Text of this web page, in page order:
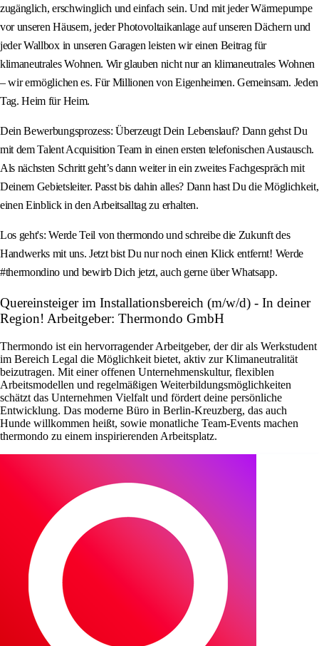
zugänglich, erschwinglich und einfach sein. Und mit jeder Wärmepumpe
vor unseren Häusern, jeder Photovoltaikanlage auf unseren Dächern und
jeder Wallbox in unseren Garagen leisten wir einen Beitrag für
klimaneutrales Wohnen. Wir glauben nicht nur an klimaneutrales Wohnen
– wir ermöglichen es. Für Millionen von Eigenheimen. Gemeinsam. Jeden
Tag. Heim für Heim.
Dein Bewerbungsprozess: Überzeugt Dein Lebenslauf? Dann gehst Du
mit dem Talent Acquisition Team in einen ersten telefonischen Austausch.
Als nächsten Schritt geht’s dann weiter in ein zweites Fachgespräch mit
Deinem Gebietsleiter. Passt bis dahin alles? Dann hast Du die Möglichkeit,
einen Einblick in den Arbeitsalltag zu erhalten.
Los geht's: Werde Teil von thermondo und schreibe die Zukunft des
Handwerks mit uns. Jetzt bist Du nur noch einen Klick entfernt! Werde
#thermondino und bewirb Dich jetzt, auch gerne über Whatsapp.
Quereinsteiger im Installationsbereich (m/w/d) - In deiner
Region! Arbeitgeber: Thermondo GmbH
Thermondo ist ein hervorragender Arbeitgeber, der dir als Werkstudent
im Bereich Legal die Möglichkeit bietet, aktiv zur Klimaneutralität
beizutragen. Mit einer offenen Unternehmenskultur, flexiblen
Arbeitsmodellen und regelmäßigen Weiterbildungsmöglichkeiten
schätzt das Unternehmen Vielfalt und fördert deine persönliche
Entwicklung. Das moderne Büro in Berlin-Kreuzberg, das auch
Hunde willkommen heißt, sowie monatliche Team-Events machen
thermondo zu einem inspirierenden Arbeitsplatz.